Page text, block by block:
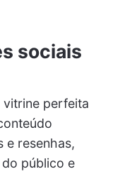
sociais
vitrine perfeita
e resenhas,
público e